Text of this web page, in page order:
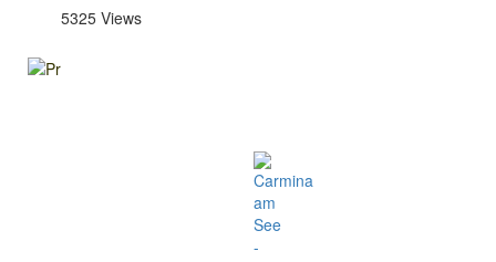
5325 Views